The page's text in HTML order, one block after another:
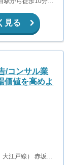
見る
/コンサル業
価値を高めよ
江戸線） 赤坂駅